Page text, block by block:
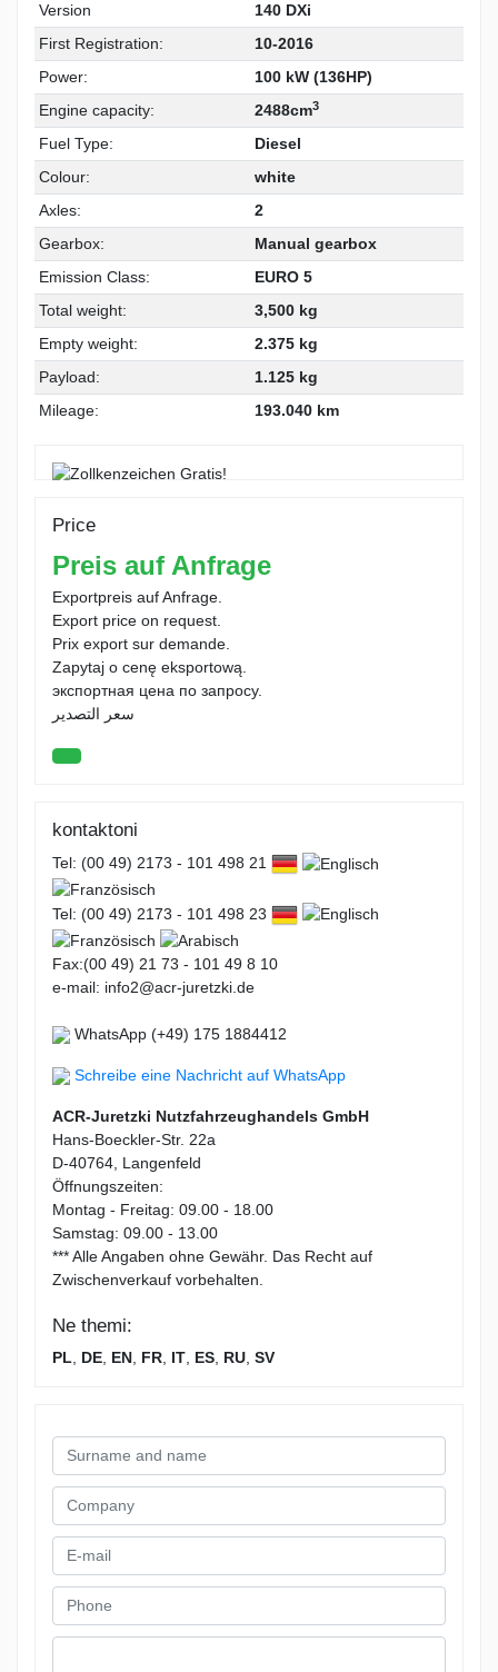
Version
140 DXi
First Registration:
10-2016
Power:
100 kW (136HP)
Engine capacity:
2488cm3
Fuel Type:
Diesel
Colour:
white
Axles:
2
Gearbox:
Manual gearbox
Emission Class:
EURO 5
Total weight:
3,500 kg
Empty weight:
2.375 kg
Payload:
1.125 kg
Mileage:
193.040 km
Price
Preis auf Anfrage
Exportpreis auf Anfrage.
Export price on request.
Prix export sur demande.
Zapytaj o cenę eksportową.
экспортная цена по запросу.
سعر التصدير
kontaktoni
Tel: (00 49) 2173 - 101 498 21
Tel: (00 49) 2173 - 101 498 23
Fax:(00 49) 21 73 - 101 49 8 10
e-mail: info2@acr-juretzki.de
WhatsApp (+49) 175 1884412
Schreibe eine Nachricht auf WhatsApp
ACR-Juretzki Nutzfahrzeughandels GmbH
Hans-Boeckler-Str. 22a
D-40764, Langenfeld
Öffnungszeiten:
Montag - Freitag: 09.00 - 18.00
Samstag: 09.00 - 13.00
*** Alle Angaben ohne Gewähr. Das Recht auf
Zwischenverkauf vorbehalten.
Ne themi:
PL DE EN FR IT ES RU SV